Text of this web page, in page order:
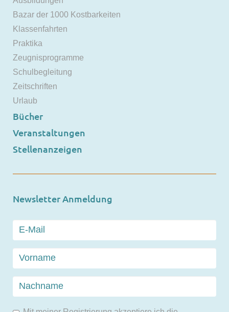
Bazar der 1000 Kostbarkeiten
Klassenfahrten
Praktika
Zeugnisprogramme
Schulbegleitung
Zeitschriften
Urlaub
Bücher
Veranstaltungen
Stellenanzeigen
Newsletter Anmeldung